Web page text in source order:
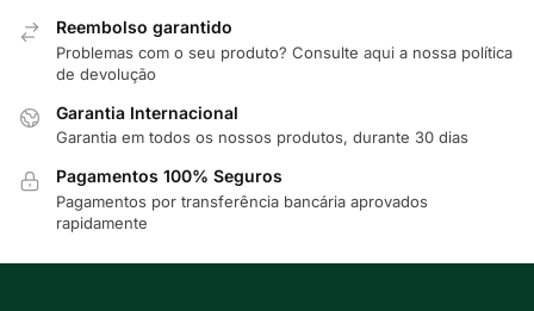
Reembolso garantido
Problemas com o seu produto? Consulte aqui a nossa política
de devolução
Garantia Internacional
Garantia em todos os nossos produtos, durante 30 dias
Pagamentos 100% Seguros
Pagamentos por transferência bancária aprovados
rapidamente